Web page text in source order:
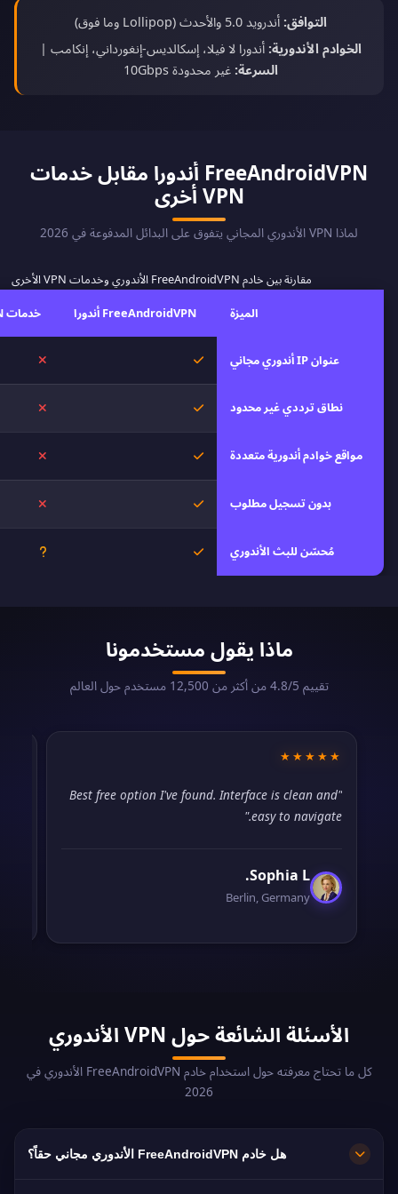
التوافق: أندرويد 5.0 والأحدث (Lollipop وما فوق)
الخوادم الأندورية: أندورا لا فيلا، إسكالديس-إنغورداني، إنكامب |
السرعة: غير محدودة 10Gbps
FreeAndroidVPN أندورا مقابل خدمات
VPN أخرى
لماذا VPN الأندوري المجاني يتفوق على البدائل المدفوعة في 2026
مقارنة بين خادم FreeAndroidVPN الأندوري وخدمات VPN الأخرى
الميزة FreeAndroidVPN أندورا خدمات VPN أخرى
عنوان IP أندوري مجاني نعم
نطاق ترددي غير محدود نعم
مواقع خوادم أندورية متعددة نعم
بدون تسجيل مطلوب نعم
مُحسّن للبث الأندوري نعم
ماذا يقول مستخدمونا
تقييم 4.8/5 من أكثر من 12,500 مستخدم حول العالم
★★★★★
"Best free option I've found. Interface is clean and
easy to navigate."
Sophia L.
Berlin, Germany
الأسئلة الشائعة حول VPN الأندوري
كل ما تحتاج معرفته حول استخدام خادم FreeAndroidVPN الأندوري في
2026
هل خادم FreeAndroidVPN الأندوري مجاني حقاً؟